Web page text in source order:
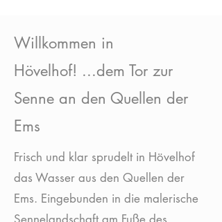
Willkommen in
Hövelhof! ...dem Tor zur
Senne an den Quellen der
Ems
Frisch und klar sprudelt in Hövelhof
das Wasser aus den Quellen der
Ems. Eingebunden in die malerische